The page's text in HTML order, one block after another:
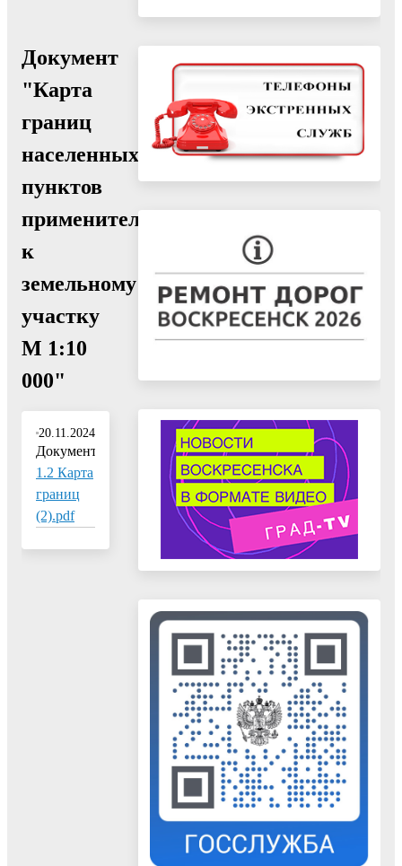
Документ
"Карта
границ
населенных
пунктов
применительно
к
земельному
участку
М 1:10
000"
20.11.2024
Документ:
1.2 Карта
границ
(2).pdf